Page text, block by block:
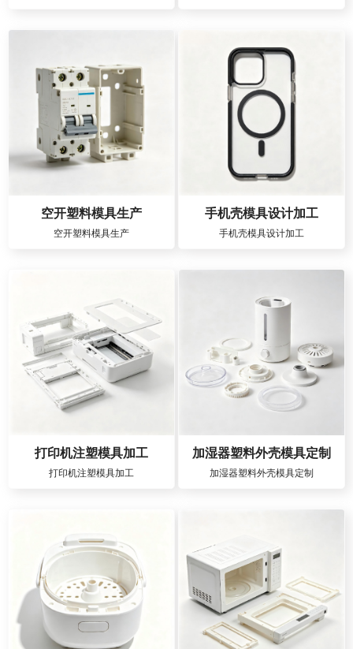
空开塑料模具生产
空开塑料模具生产
手机壳模具设计加工
手机壳模具设计加工
打印机注塑模具加工
打印机注塑模具加工
加湿器塑料外壳模具定制
加湿器塑料外壳模具定制